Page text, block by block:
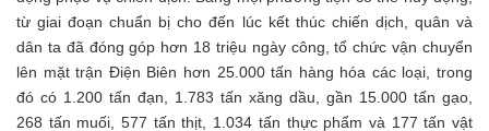
từ giai đoạn chuẩn bị cho đến lúc kết thúc chiến dịch, quân và
dân ta đã đóng góp hơn 18 triệu ngày công, tổ chức vận chuyển
lên mặt trận Điện Biên hơn 25.000 tấn hàng hóa các loại, trong
đó có 1.200 tấn đạn, 1.783 tấn xăng dầu, gần 15.000 tấn gạo,
268 tấn muối, 577 tấn thịt, 1.034 tấn thực phẩm và 177 tấn vật